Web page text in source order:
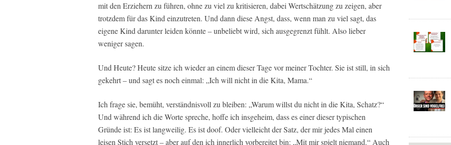
mit den Erziehern zu führen, ohne zu viel zu kritisieren, dabei Wertschätzung zu zeigen, aber
trotzdem für das Kind einzutreten. Und dann diese Angst, dass, wenn man zu viel sagt, das
eigene Kind darunter leiden könnte – unbeliebt wird, sich ausgegrenzt fühlt. Also lieber
weniger sagen.
Und Heute? Heute sitze ich wieder an einem dieser Tage vor meiner Tochter. Sie ist still, in sich
gekehrt – und sagt es noch einmal: „Ich will nicht in die Kita, Mama.“
Ich frage sie, bemüht, verständnisvoll zu bleiben: „Warum willst du nicht in die Kita, Schatz?“
Und während ich die Worte spreche, hoffe ich insgeheim, dass es einer dieser typischen
Gründe ist: Es ist langweilig. Es ist doof. Oder vielleicht der Satz, der mir jedes Mal einen
leisen Stich versetzt – aber auf den ich innerlich vorbereitet bin: „Mit mir spielt niemand.“ Auch